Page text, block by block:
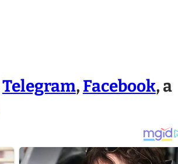
Telegram, Facebook, а